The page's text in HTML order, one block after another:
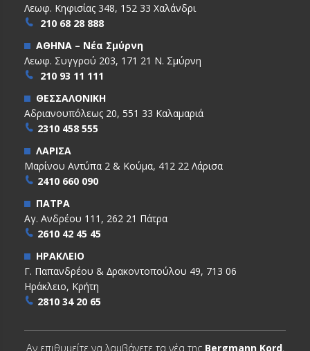
Λεωφ. Κηφισίας 348, 152 33 Χαλάνδρι
210 68 28 888
ΑΘΗΝΑ – Νέα Σμύρνη
Λεωφ. Συγγρού 203, 171 21 Ν. Σμύρνη
210 93 11 111
ΘΕΣΣΑΛΟΝΙΚΗ
Αδριανουπόλεως 20, 551 33 Καλαμαριά
2310 458 555
ΛΑΡΙΣΑ
Μαρίνου Αντύπα 2 & Κούμα, 412 22 Λάρισα
2410 660 090
ΠΑΤΡΑ
Αγ. Ανδρέου 111, 262 21 Πάτρα
2610 42 45 45
ΗΡΑΚΛΕΙΟ
Γ. Παπανδρέου & ∆ρακοντοπούλου 49, 713 06
Ηράκλειο, Κρήτη
2810 34 20 65
Αν επιθυμείτε να λαμβάνετε τα νέα της Bergmann Kord,